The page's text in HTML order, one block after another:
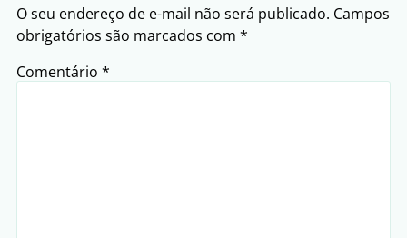
O seu endereço de e-mail não será publicado. Campos
obrigatórios são marcados com *
Comentário *